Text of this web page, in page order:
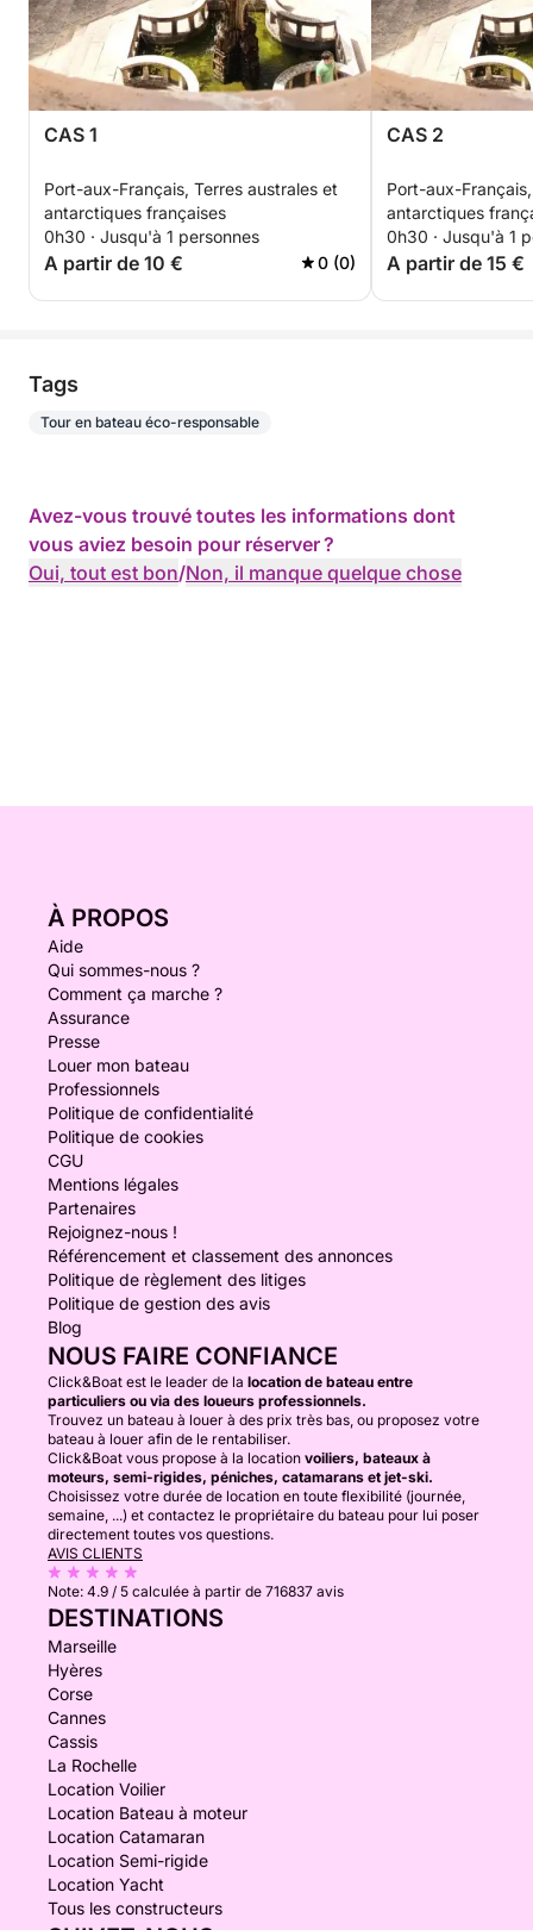
CAS 1
Port-aux-Français, Terres australes et
antarctiques françaises
0h30 · Jusqu'à 1 personnes
A partir de 10 € 0 (0)
CAS 2
Port-aux-
antarctiques
0h30 · Jusqu'à 1
A partir de 15 €
Tags
Tour en bateau éco-responsable
Avez-vous trouvé toutes les informations dont
vous aviez besoin pour réserver ?
Oui, tout est bon/Non, il manque quelque chose
À PROPOS
Aide
Qui sommes-nous ?
Comment ça marche ?
Assurance
Presse
Louer mon bateau
Professionnels
Politique de confidentialité
Politique de cookies
CGU
Mentions légales
Partenaires
Rejoignez-nous !
Référencement et classement des annonces
Politique de règlement des litiges
Politique de gestion des avis
Blog
NOUS FAIRE CONFIANCE
Click&Boat est le leader de la location de bateau entre
particuliers ou via des loueurs professionnels.
Trouvez un bateau à louer à des prix très bas, ou proposez votre
bateau à louer afin de le rentabiliser.
Click&Boat vous propose à la location voiliers, bateaux à
moteurs, semi-rigides, péniches, catamarans et jet-ski.
Choisissez votre durée de location en toute flexibilité (journée,
semaine, ...) et contactez le propriétaire du bateau pour lui poser
directement toutes vos questions.
AVIS CLIENTS
Note: 4.9 / 5 calculée à partir de 716837 avis
DESTINATIONS
Marseille
Hyères
Corse
Cannes
Cassis
La Rochelle
Location Voilier
Location Bateau à moteur
Location Catamaran
Location Semi-rigide
Location Yacht
Tous les constructeurs